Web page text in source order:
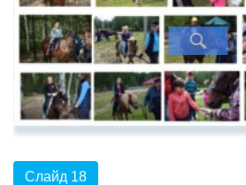
Слайд 18